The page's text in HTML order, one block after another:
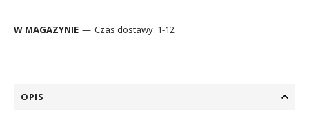
W MAGAZYNIE Czas dostawy: 1-12
OPIS